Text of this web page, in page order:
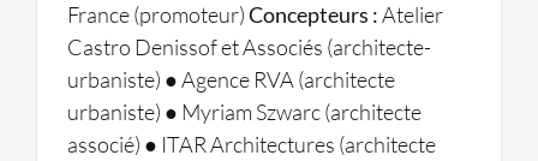
France (promoteur)Concepteurs :Atelier
Castro Denissof et Associés (architecte-
urbaniste) ● Agence RVA (architecte
urbaniste) ● Myriam Szwarc (architecte
associé) ● ITAR Architectures (architecte